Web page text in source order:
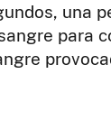
una
para